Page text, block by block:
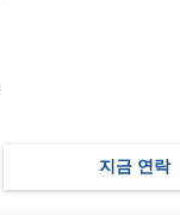
지금 연락